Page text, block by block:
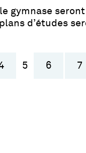
gymnase
d’études
5 6 7